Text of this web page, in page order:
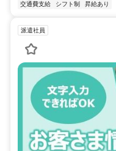
交通費支給 シフト制 昇給あり
派遣社員